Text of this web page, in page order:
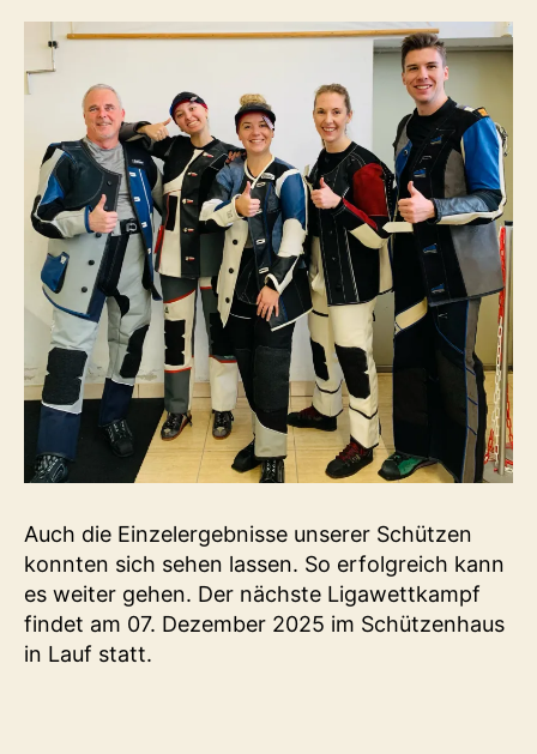
Auch die Einzelergebnisse unserer Schützen
konnten sich sehen lassen. So erfolgreich kann
es weiter gehen. Der nächste Ligawettkampf
findet am 07. Dezember 2025 im Schützenhaus
in Lauf statt.